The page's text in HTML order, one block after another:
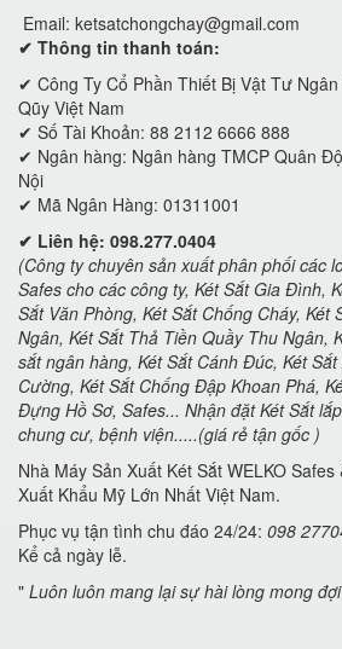
Email: ketsatchongchay@gmail.com
✔ Thông tin thanh toán:
✔ Công Ty Cổ Phần Thiết Bị Vật Tư
Qũy Việt Nam
✔ Số Tài Khoản: 88 2112 6666 888
✔ Ngân hàng: Ngân hàng TMCP Quân
Nội
✔ Mã Ngân Hàng: 01311001
✔ Liên hệ: 098.277.0404
(Công ty chuyên sản xuất phân phối các
Safes cho các công ty, Két Sắt Gia Đình,
Sắt Văn Phòng, Két Sắt Chống Cháy, Két
Ngân, Két Sắt Thả Tiền Quầy Thu Ngân,
sắt ngân hàng, Két Sắt Cánh Đúc, Két
Cường, Két Sắt Chống Đập Khoan Phá,
Đựng Hồ Sơ, Safes... Nhận đặt Két Sắt
chung cư, bệnh viện.....(giá rẻ tận gốc )
Nhà Máy Sản Xuất Két Sắt WELKO
Xuất Khẩu Mỹ Lớn Nhất Việt Nam.
Phục vụ tận tình chu đáo 24/24: 098
Kể cả ngày lễ.
" Luôn luôn mang lại sự hài lòng mong